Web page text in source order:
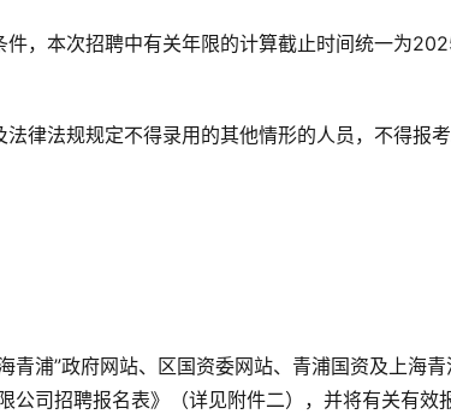
，本次招聘中有关年限的计算截止时间统一为
律法规规定不得录用的其他情形的人员，不得报考
青浦”政府网站、区国资委网站、青浦国资及上海青
司招聘报名表》（详见附件二），并将有关有效